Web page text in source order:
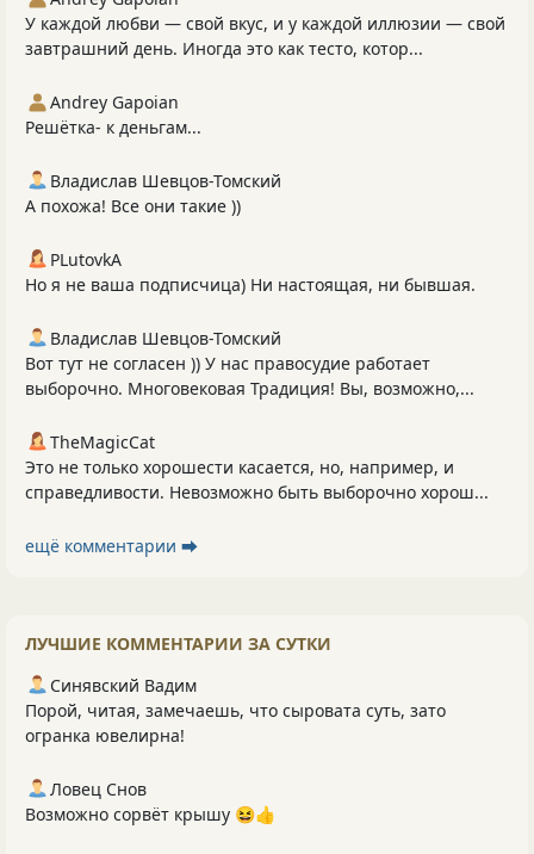
У каждой любви — свой вкус, и у каждой иллюзии — свой
завтрашний день. Иногда это как тесто, котор...
Andrey Gapoian
Решётка- к деньгам...
Владислав Шевцов-Томский
А похожа! Все они такие ))
PLutоvkА
Но я не ваша подписчица) Ни настоящая, ни бывшая.
Владислав Шевцов-Томский
Вот тут не согласен )) У нас правосудие работает
выборочно. Многовековая Традиция! Вы, возможно,...
TheMagicCat
Это не только хорошести касается, но, например, и
справедливости. Невозможно быть выборочно хорош...
ещё комментарии ⮕
ЛУЧШИЕ КОММЕНТАРИИ ЗА СУТКИ
Синявский Вадим
Порой, читая, замечаешь, что сыровата суть, зато
огранка ювелирна!
Ловец Снов
Возможно сорвёт крышу 😆👍